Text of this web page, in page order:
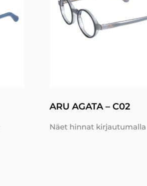
ARU AGATA – C02
Näet hinnat kirjautumalla